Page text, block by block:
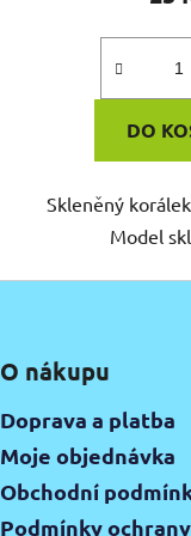
DO
Skleněný
Model
O nákupu
Doprava a platba
Moje objednávka
Obchodní
Podmínky